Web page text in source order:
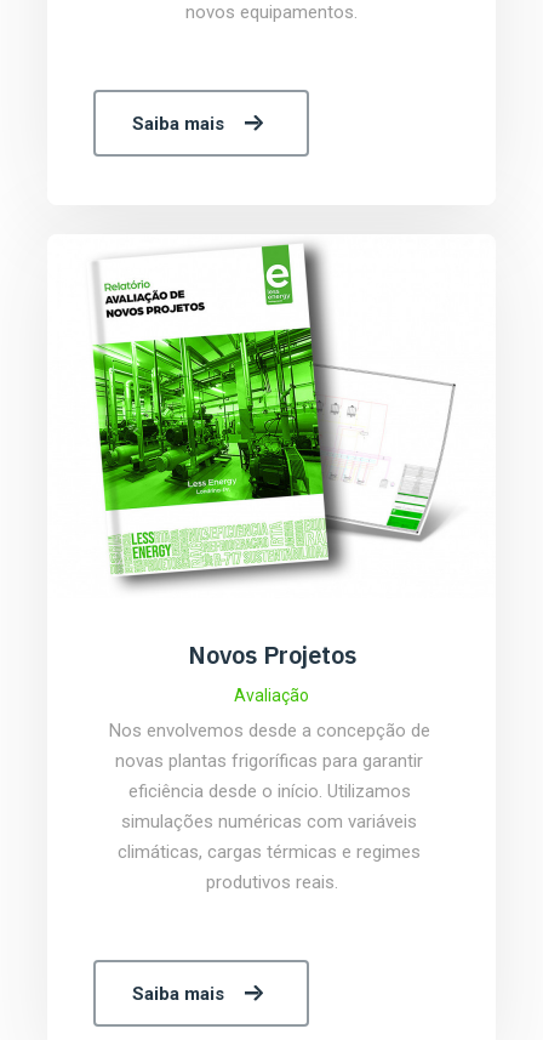
novos equipamentos.
Saiba mais
Novos Projetos
Avaliação
Nos envolvemos desde a concepção de
novas plantas frigoríficas para garantir
eficiência desde o início. Utilizamos
simulações numéricas com variáveis
climáticas, cargas térmicas e regimes
produtivos reais.
Saiba mais